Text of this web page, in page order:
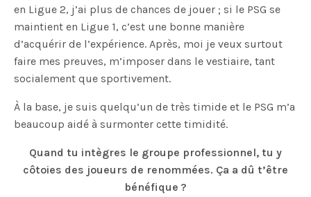
en Ligue 2, j’ai plus de chances de jouer ; si le PSG se
maintient en Ligue 1, c’est une bonne manière
d’acquérir de l’expérience. Après, moi je veux surtout
faire mes preuves, m’imposer dans le vestiaire, tant
socialement que sportivement.
À la base, je suis quelqu’un de très timide et le PSG m’a
beaucoup aidé à surmonter cette timidité.
Quand tu intègres le groupe professionnel, tu y
côtoies des joueurs de renommées. Ça a dû t’être
bénéfique ?